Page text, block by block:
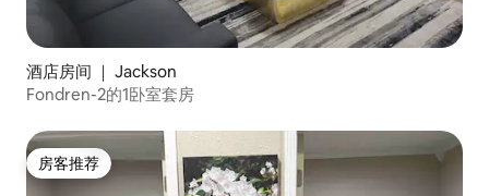
酒店房间 ｜ Jackson
Fondren-2的1卧室套房
房客推荐
房客推荐